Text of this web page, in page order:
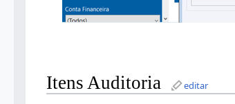
Itens Auditoria editar